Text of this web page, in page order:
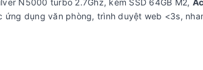
dụng văn phòng, trình duyệt web <3s,